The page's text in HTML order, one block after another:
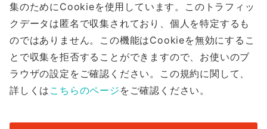
集のためにCookieを使用しています。このトラフィッ
クデータは匿名で収集されており、個人を特定するも
のではありません。この機能はCookieを無効にするこ
とで収集を拒否することができますので、お使いのブ
ラウザの設定をご確認ください。この規約に関して、
詳しくは こちらのページ をご確認ください。